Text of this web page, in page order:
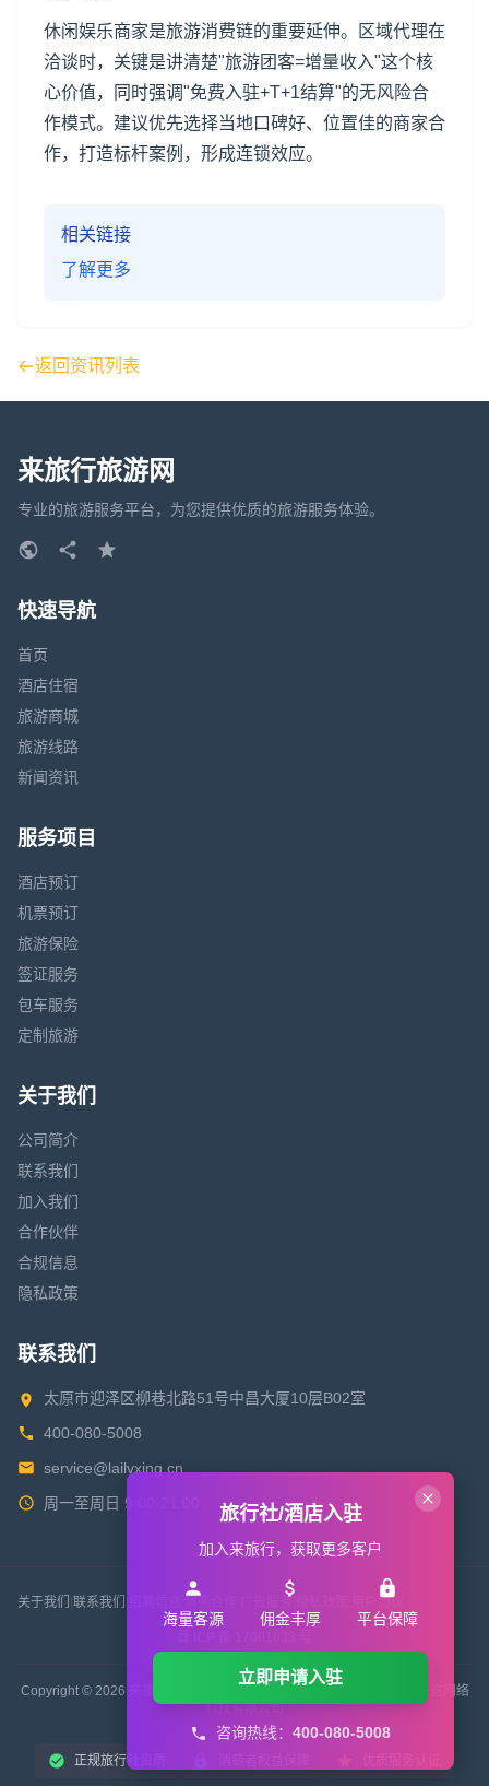
休闲娱乐商家是旅游消费链的重要延伸。区域代理在
洽谈时，关键是讲清楚"旅游团客=增量收入"这个核
心价值，同时强调"免费入驻+T+1结算"的无风险合
作模式。建议优先选择当地口碑好、位置佳的商家合
作，打造标杆案例，形成连锁效应。
相关链接
了解更多
返回资讯列表
来旅行旅游网
专业的旅游服务平台，为您提供优质的旅游服务体验。
快速导航
首页
酒店住宿
旅游商城
旅游线路
新闻资讯
服务项目
酒店预订
机票预订
旅游保险
签证服务
包车服务
定制旅游
关于我们
公司简介
联系我们
加入我们
合作伙伴
合规信息
隐私政策
联系我们
太原市迎泽区柳巷北路51号中昌大厦10层B02室
400-080-5008
service@lailvxing.cn
周一至周日 9:00-21:00
关于我们 联系我们 用户协议
Copyright © 2026 来旅行旅游网 All Rights Reserved. 版权所有 山西来这网络
科技有限公司
正规旅行社资质
旅行社/酒店入驻
加入来旅行，获取更多客户
海量客源 佣金丰厚 平台保障
立即申请入驻
咨询热线： 400-080-5008